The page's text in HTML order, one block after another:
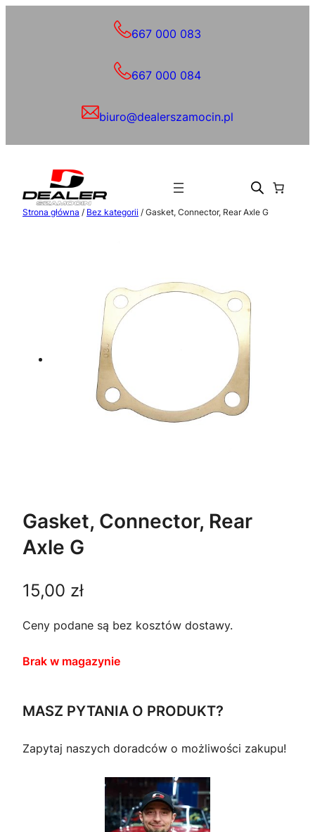
667 000 083
667 000 084
biuro@dealerszamocin.pl
Strona główna / Bez kategorii / Gasket, Connector, Rear Axle G
Gasket, Connector, Rear
Axle G
15,00 zł
Ceny podane są bez kosztów dostawy.
Brak w magazynie
MASZ PYTANIA O PRODUKT?
Zapytaj naszych doradców o możliwości zakupu!